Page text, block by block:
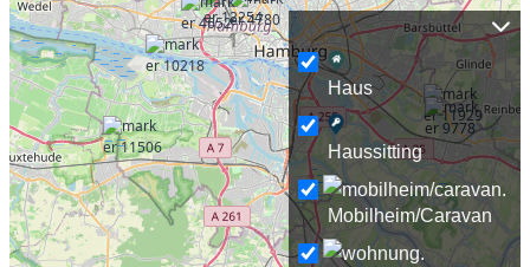
Haus
Haussitting
Mobilheim/Caravan